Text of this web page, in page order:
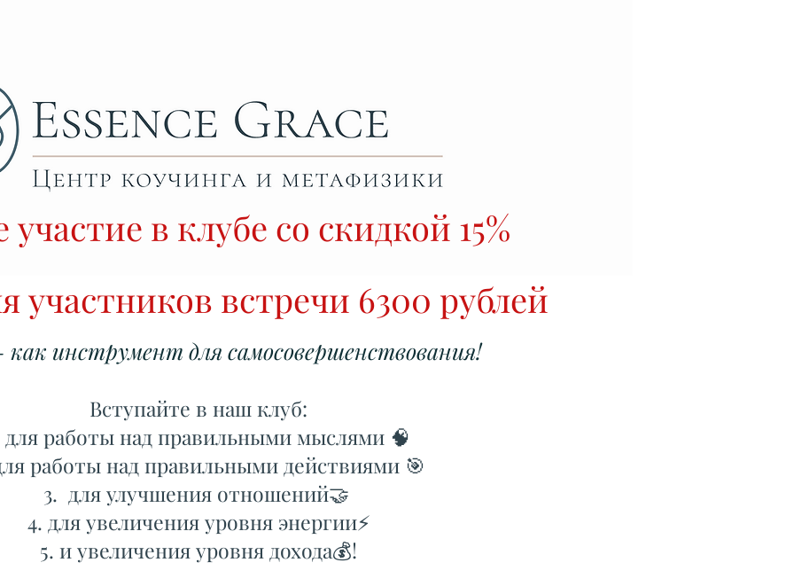
участие в клубе со скидкой 15%
участников встречи 6300 рублей
инструмент для самосовершенствования!
Вступайте в наш клуб:
для работы над правильными мыслями 🧠
работы над правильными действиями 🎯
для улучшения отношений🤝
для увеличения уровня энергии⚡️
и увеличения уровня дохода💰!